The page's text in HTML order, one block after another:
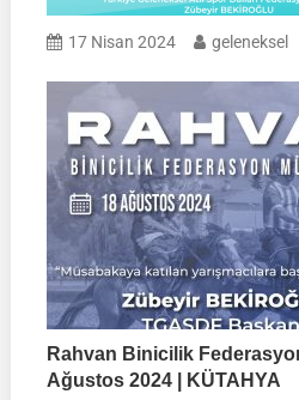
17 Nisan 2024 geleneksel
Rahvan Binicilik
Ağustos 2024 | KÜTAHYA